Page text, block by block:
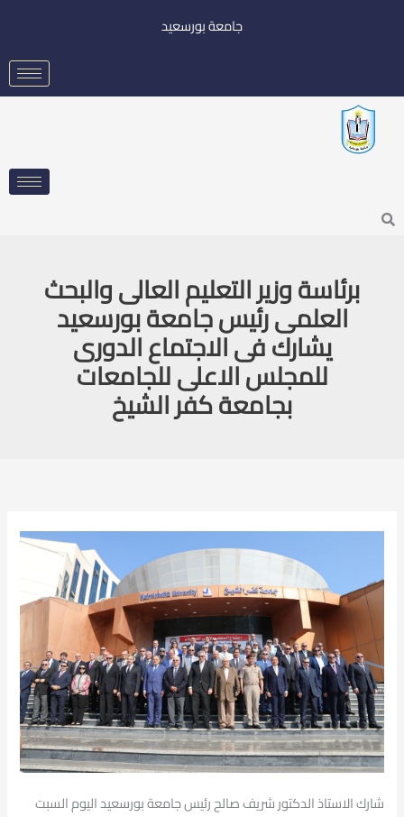
جامعة بورسعيد
Search
برئاسة وزير التعليم العالى والبحث
العلمى رئيس جامعة بورسعيد
يشارك فى الاجتماع الدورى
للمجلس الاعلى للجامعات
بجامعة كفر الشيخ
شارك الاستاذ الدكتور شريف صالح رئيس جامعةبورسعيد اليوم السبت